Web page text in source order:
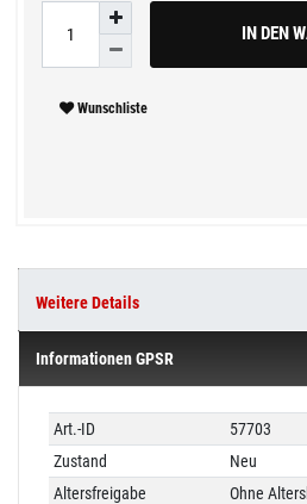
IN DEN
Wunschliste
Weitere Details
Informationen GPSR
Technisches
Merkmal
Wert
Art.-ID
57703
Zustand
Neu
Altersfreigabe
Ohne